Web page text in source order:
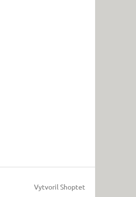
Vytvoril Shoptet